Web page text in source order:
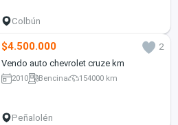
Colbún
$4.500.000
2
Vendo auto chevrolet cruze km
2010 Bencina 154000 km
Peñalolén